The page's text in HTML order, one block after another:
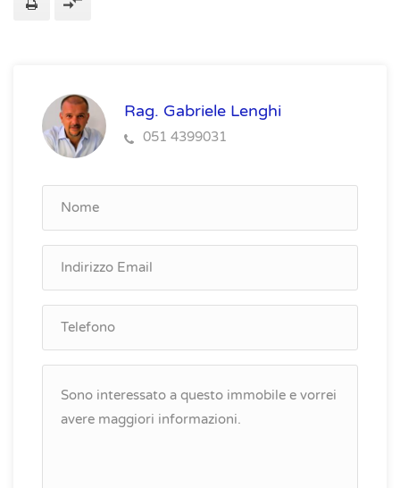
Rag. Gabriele Lenghi
051 4399031